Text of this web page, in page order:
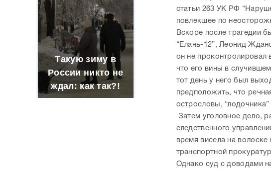
России никто не
ждал: как так?!
что его вины в
тот день у него был
предположить, что
острословы, “лодочника”
Затем уголовное дело,
следственного
время висела на
транспортной
Однако суд с доводами
О том, что
допущены такие
будет следить за
/